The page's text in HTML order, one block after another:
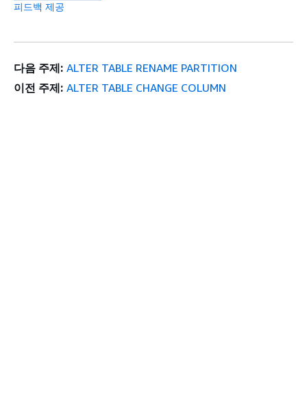
피드백 제공
다음 주제: ALTER TABLE RENAME PARTITION
이전 주제: ALTER TABLE CHANGE COLUMN